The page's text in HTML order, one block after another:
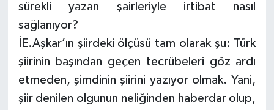
sürekli yazan şairleriyle irtibat nasıl
sağlanıyor?
İE.Aşkar’ın şiirdeki ölçüsü tam olarak şu: Türk
şiirinin başından geçen tecrübeleri göz ardı
etmeden, şimdinin şiirini yazıyor olmak. Yani,
şiir denilen olgunun neliğinden haberdar olup,